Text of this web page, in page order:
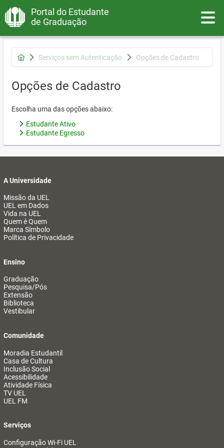
Portal do Estudante
de Graduação
Serviços sem Autenticação Opções de Cadastro
Opções de Cadastro
Escolha uma das opções abaixo:
Estudante Ativo
Estudante Egresso
A Universidade
Missão da UEL
UEL em Dados
Vida na UEL
Quem é Quem
Marca Símbolo
Política de Privacidade
Ensino
Graduação
Pesquisa/Pós
Extensão
Biblioteca
Vestibular
Comunidade
Moradia Estudantil
Casa de Cultura
Inclusão Social
Acessibilidade
Atividade Física
TV UEL
UEL FM
Serviços
Configuração Wi-Fi UEL